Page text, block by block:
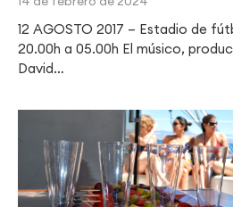
12 AGOSTO 2017 – Estadio de
20.00h a 05.00h El músico,
David…